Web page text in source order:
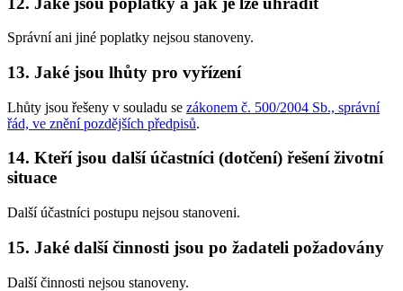
Správní ani jiné poplatky nejsou stanoveny.
13. Jaké jsou lhůty pro vyřízení
Lhůty jsou řešeny v souladu se zákonem č. 500/2004 Sb., správní
řád, ve znění pozdějších předpisů.
14. Kteří jsou další účastníci (dotčení) řešení životní
situace
Další účastníci postupu nejsou stanoveni.
15. Jaké další činnosti jsou po žadateli požadovány
Další činnosti nejsou stanoveny.